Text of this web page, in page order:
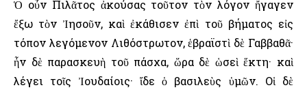
Ὁ οὖν Πιλᾶτος ἀκούσας τοῦτον τὸν λόγον ἤγαγεν
ἔξω τὸν Ἰησοῦν, καὶ ἐκάθισεν ἐπὶ τοῦ βήματος εἰς
τόπον λεγόμενον Λιθόστρωτον, ἑβραϊστὶ δὲ Γαββαθᾶ·
ἦν δὲ παρασκευὴ τοῦ πάσχα, ὥρα δὲ ὡσεὶ ἕκτη· καὶ
λέγει τοῖς Ἰουδαίοις· ἴδε ὁ βασιλεὺς ὑμῶν. Οἱ δὲ